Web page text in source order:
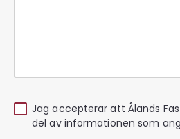
Jag accepterar att Ålands
del av informationen som